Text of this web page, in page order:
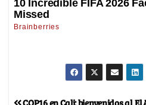
El
COP16 en Cali: bienvenidos al